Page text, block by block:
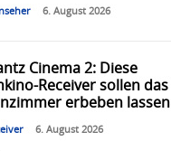
6. August 2026
Cinema 2: Diese
Receiver sollen das
erbeben lassen
6. August 2026